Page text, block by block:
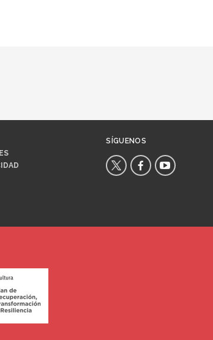
SÍGUENOS